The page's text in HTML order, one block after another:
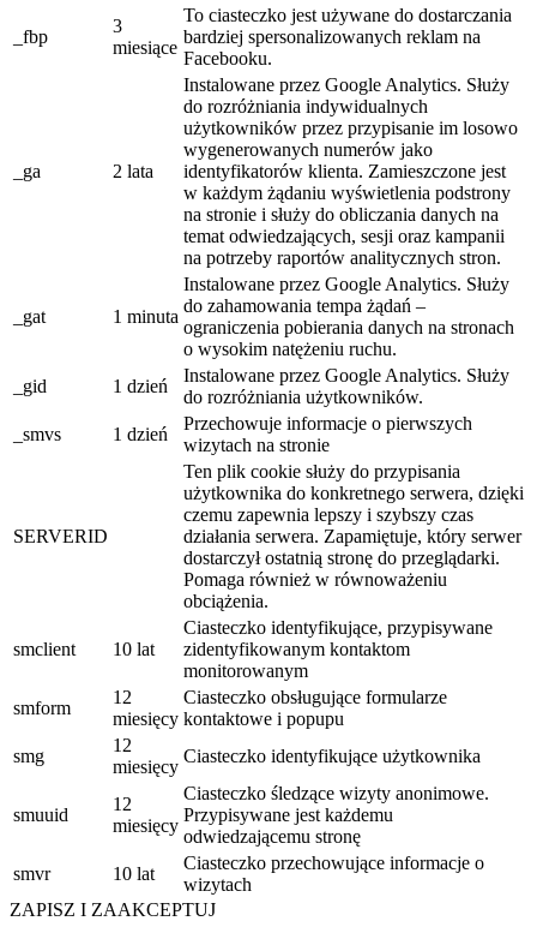
_fbp
3
miesiące
To ciasteczko jest używane do dostarczania
bardziej spersonalizowanych reklam na
Facebooku.
_ga 2 lata
Instalowane przez Google Analytics. Służy
do rozróżniania indywidualnych
użytkowników przez przypisanie im losowo
wygenerowanych numerów jako
identyfikatorów klienta. Zamieszczone jest
w każdym żądaniu wyświetlenia podstrony
na stronie i służy do obliczania danych na
temat odwiedzających, sesji oraz kampanii
na potrzeby raportów analitycznych stron.
_gat 1 minuta
Instalowane przez Google Analytics. Służy
do zahamowania tempa żądań –
ograniczenia pobierania danych na stronach
o wysokim natężeniu ruchu.
_gid
1 dzień
Instalowane przez Google Analytics. Służy
do rozróżniania użytkowników.
_smvs
1 dzień
Przechowuje informacje o pierwszych
wizytach na stronie
SERVERID
Ten plik cookie służy do przypisania
użytkownika do konkretnego serwera, dzięki
czemu zapewnia lepszy i szybszy czas
działania serwera. Zapamiętuje, który serwer
dostarczył ostatnią stronę do przeglądarki.
Pomaga również w równoważeniu
obciążenia.
smclient 10 lat
Ciasteczko identyfikujące, przypisywane
zidentyfikowanym kontaktom
monitorowanym
smform
12
miesięcy
Ciasteczko obsługujące formularze
kontaktowe i popupu
smg
12
miesięcy
Ciasteczko identyfikujące użytkownika
smuuid
12
miesięcy
Ciasteczko śledzące wizyty anonimowe.
Przypisywane jest każdemu
odwiedzającemu stronę
smvr
10 lat
Ciasteczko przechowujące informacje o
wizytach
ZAPISZ I ZAAKCEPTUJ